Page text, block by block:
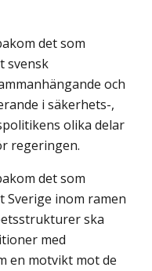
det som
svensk
och
i säkerhets-,
olika delar
regeringen.
det som
inom ramen
ska
med
en motvikt mot de